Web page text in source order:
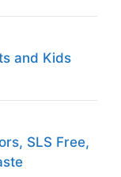
and Kids
SLS Free,